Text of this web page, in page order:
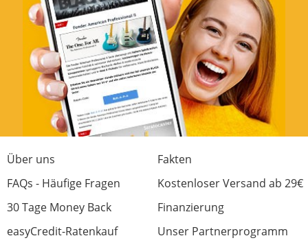
Über uns
Fakten
FAQs - Häufige Fragen
Kostenloser Versand ab 29€
30 Tage Money Back
Finanzierung
easyCredit-Ratenkauf
Unser Partnerprogramm